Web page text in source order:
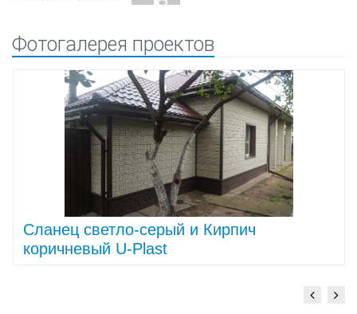
Фотогалерея проектов
Cланец светло-серый и Кирпич
коричневый U-Plast